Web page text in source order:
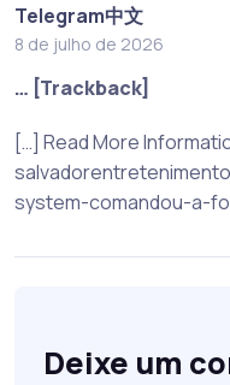
Telegram中文
8 de julho de 2026
… [Trackback]
[…] Read More
system-comandou-a-
Deixe um